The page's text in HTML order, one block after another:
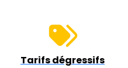
Tarifs dégressifs